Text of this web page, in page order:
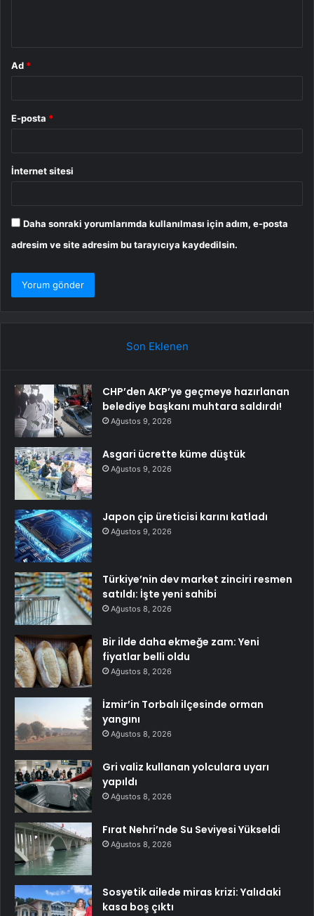
Ad *
E-posta *
İnternet sitesi
Daha sonraki yorumlarımda kullanılması için adım, e-posta
adresim ve site adresim bu tarayıcıya kaydedilsin.
Son Eklenen
CHP’den AKP’ye geçmeye hazırlanan
belediye başkanı muhtara saldırdı!
Ağustos 9, 2026
Asgari ücrette küme düştük
Ağustos 9, 2026
Japon çip üreticisi karını katladı
Ağustos 9, 2026
Türkiye’nin dev market zinciri resmen
satıldı: İşte yeni sahibi
Ağustos 8, 2026
Bir ilde daha ekmeğe zam: Yeni
fiyatlar belli oldu
Ağustos 8, 2026
İzmir’in Torbalı ilçesinde orman
yangını
Ağustos 8, 2026
Gri valiz kullanan yolculara uyarı
yapıldı
Ağustos 8, 2026
Fırat Nehri’nde Su Seviyesi Yükseldi
Ağustos 8, 2026
Sosyetik ailede miras krizi: Yalıdaki
kasa boş çıktı